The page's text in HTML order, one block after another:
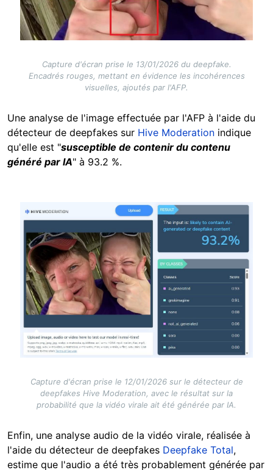
Capture d'écran prise le 13/01/2026 du deepfake.
Encadrés rouges, mettant en évidence les incohérences
visuelles, ajoutés par l'AFP.
Une analyse de l'image effectuée par l'AFP à l'aide du
détecteur de deepfakes sur Hive Moderation indique
qu'elle est "susceptible de contenir du contenu
généré par IA" à 93.2 %.
Image
Capture d'écran prise le 12/01/2026 sur le détecteur de
deepfakes Hive Moderation, avec le résultat sur la
probabilité que la vidéo virale ait été générée par IA.
Enfin, une analyse audio de la vidéo virale, réalisée à
l'aide du détecteur de deepfakes Deepfake Total,
estime que l'audio a été très probablement générée par